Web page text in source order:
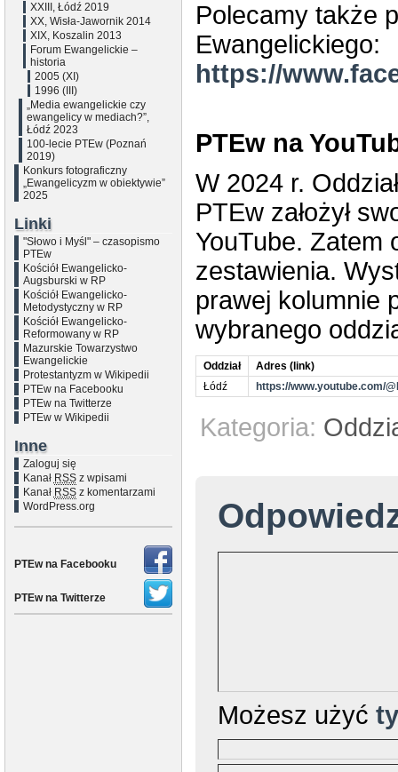
XXIII, Łódź 2019
XX, Wisła-Jawornik 2014
XIX, Koszalin 2013
Forum Ewangelickie –
historia
2005 (XI)
1996 (III)
„Media ewangelickie czy
ewangelicy w mediach?”,
Łódź 2023
100-lecie PTEw (Poznań
2019)
Konkurs fotograficzny
„Ewangelicyzm w obiektywie”
2025
Linki
"Słowo i Myśl" – czasopismo
PTEw
Kościół Ewangelicko-
Augsburski w RP
Kościół Ewangelicko-
Metodystyczny w RP
Kościół Ewangelicko-
Reformowany w RP
Mazurskie Towarzystwo
Ewangelickie
Protestantyzm w Wikipedii
PTEw na Facebooku
PTEw na Twitterze
PTEw w Wikipedii
Inne
Zaloguj się
Kanał RSSz wpisami
Kanał RSSz komentarzami
WordPress.org
PTEw na Facebooku
PTEw na Twitterze
Polecamy także
Ewangelickiego:
https://
PTEw na
W 2024 r.
PTEw założył
YouTube. Zatem
zestawienia.
prawej kolumnie
wybranego
Oddział
Adres (link)
Łódź
https://www.youtube.com/
Kategoria:
Możesz użyć